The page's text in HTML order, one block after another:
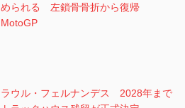
められる 左鎖骨骨折から復帰
MotoGP
ラウル・フェルナンデス 2028年まで